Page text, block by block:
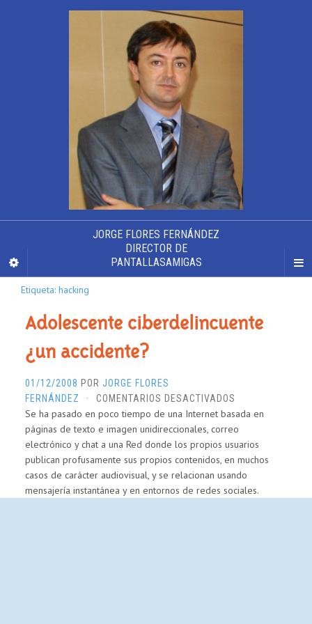
JORGE FLORES FERNÁNDEZ
DIRECTOR DE
PANTALLASAMIGAS
Etiqueta: hacking
Adolescente ciberdelincuente
¿un accidente?
01/12/2008 POR JORGE FLORES
FERNÁNDEZ
· COMENTARIOS DESACTIVADOS
ADOLESCENTE
¿UN
ACCIDENTE?
Se ha pasado en poco tiempo de una Internet basada en
páginas de texto e imagen unidireccionales, correo
electrónico y chat a una Red donde los propios usuarios
publican profusamente sus propios contenidos, en muchos
casos de carácter audiovisual, y se relacionan usando
mensajería instantánea y en entornos de redes sociales.